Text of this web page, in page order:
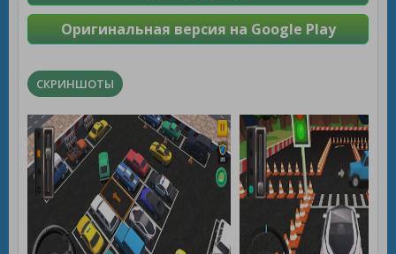
Оригинальная версия на Google Play
СКРИНШОТЫ